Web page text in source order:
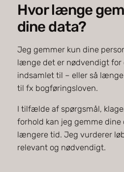
Hvor længe
dine data?
Jeg gemmer kun dine
længe det er nødvendigt for
indsamlet til – eller så
til fx bogføringsloven.
I tilfælde af spørgsmål,
forhold kan jeg gemme dine
længere tid. Jeg vurderer
relevant og nødvendigt.